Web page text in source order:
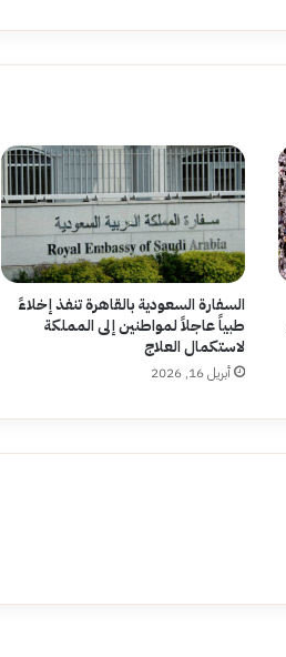
السفارة السعودية بالقاهرة تنفذ إخلاءً
طبياً عاجلاً لمواطنين إلى المملكة
لاستكمال العلاج
أبريل 16, 2026